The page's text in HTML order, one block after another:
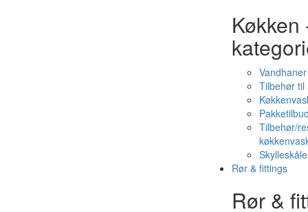
Køkken
Vandhaner
Tilbehør
Tilbehør/
Rør & fittings
Rør &